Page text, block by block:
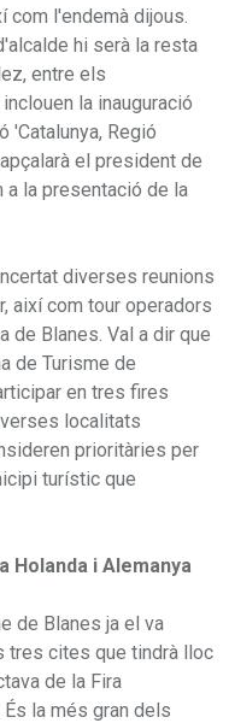
com l'endemà dijous.
hi serà la resta
entre els
la inauguració
'Catalunya, Regió
el president de
a la presentació de la
diverses reunions
així com tour operadors
de Blanes. Val a dir que
de Turisme de
en tres fires
localitats
prioritàries per
turístic que
Holanda i Alemanya
de Blanes ja el va
tres cites que tindrà lloc
de la Fira
la més gran dels